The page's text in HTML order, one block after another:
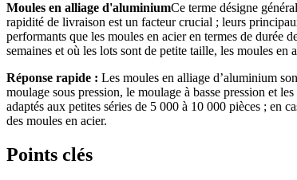
Moules en alliage d'aluminiumCe terme désigne
rapidité de livraison est un facteur crucial ; leurs
performants que les moules en acier en termes de durée
semaines et où les lots sont de petite taille, les moules
Réponse rapide : Les moules en alliage d’aluminium
moulage sous pression, le moulage à basse pression et
adaptés aux petites séries de 5 000 à 10 000 pièces ; en
des moules en acier.
Points clés